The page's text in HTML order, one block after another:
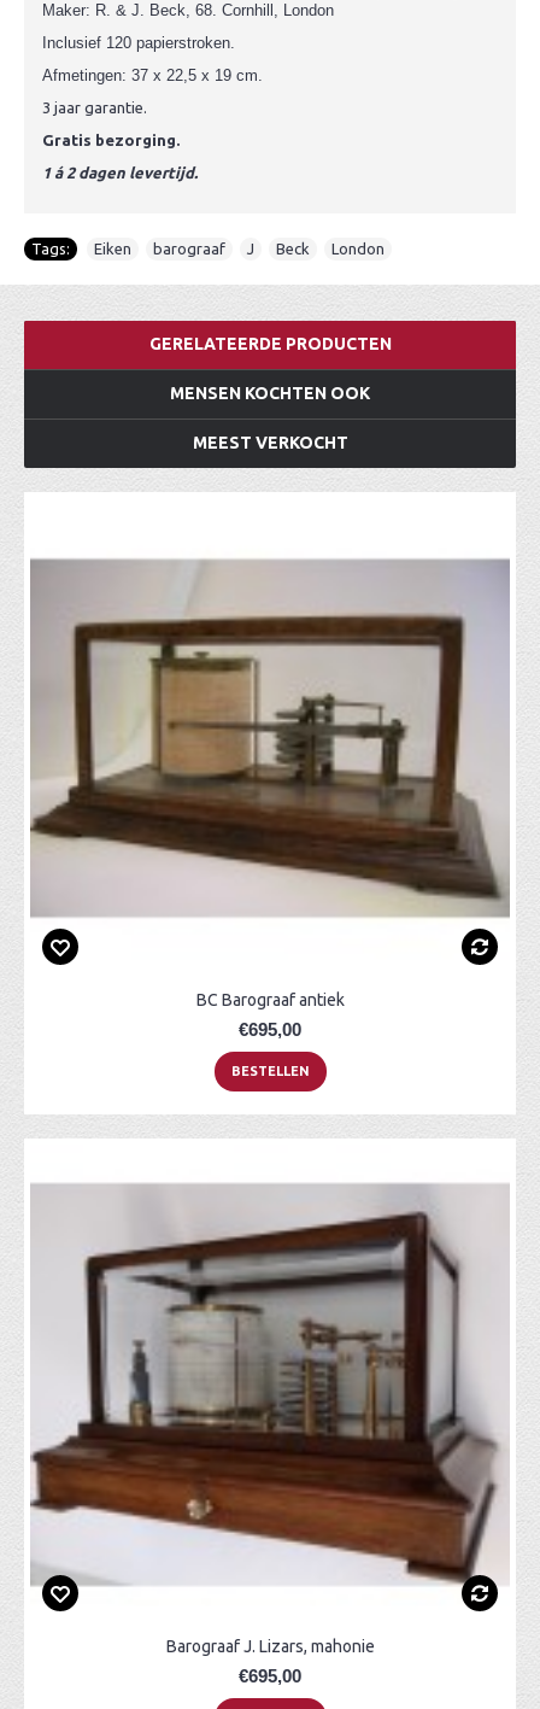
Maker: R. & J. Beck, 68. Cornhill, London
Inclusief 120 papierstroken.
Afmetingen: 37 x 22,5 x 19 cm.
3 jaar garantie.
Gratis bezorging.
1 á 2 dagen levertijd.
Tags: Eiken barograaf J Beck London
GERELATEERDE PRODUCTEN
MENSEN KOCHTEN OOK
MEEST VERKOCHT
BC Barograaf antiek
€695,00
BESTELLEN
Barograaf J. Lizars, mahonie
€695,00